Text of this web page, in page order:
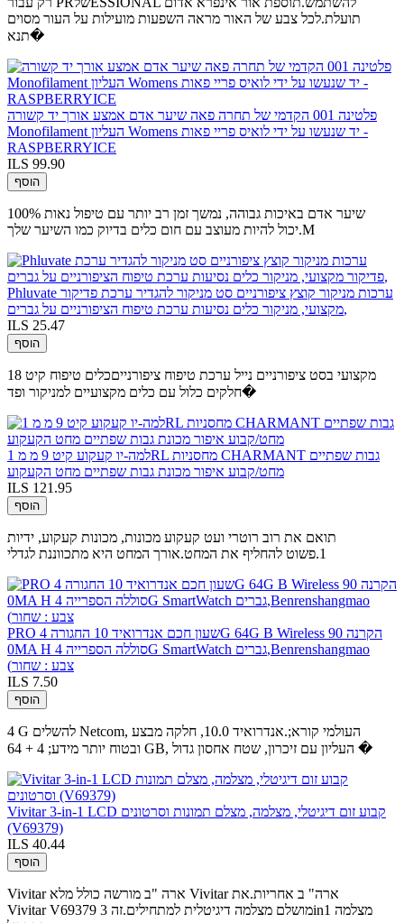
תועלת.לכל צבע של האור מראה השפעות מועילות על העור מסוים
תנא�
פלטינה 001 הקדמי של תחרה פאה שיער אדם אמצע אורך יד קשורה
Monofilament העליון Womens יד שנעשו על ידי לואיס פריי פאות -
RASPBERRYICE
ILS 99.90
הוסף
100% שיער אדם באיכות גבוהה, נמשך זמן רב יותר עם טיפול נאות
יכול להיות מעוצב עם חום כלים בדיוק כמו השיער שלך.M
Phluvate ערכות מניקור קוצץ ציפורניים סט מניקור להגדיר ערכת פדיקור
מקצועי, מניקור כלים נסיעות ערכת טיפוח הציפורניים על גברים,
ILS 25.47
הוסף
מקצועי בסט ציפורניים נייל ערכת טיפוח ציפורנייםכלים טיפוח קיט 18
חלקים כלול עם כלים מקצועיים למניקור ופד�
למה-יו קעקוע קיט 9 מ מ 1RL מחסניות CHARMANT גבות שפתיים
מחט/קבוע איפור מכונת גבות שפתיים מחט הקעקוע
ILS 121.95
הוסף
תואם את רוב רוטרי ועט קעקוע מכונות, מכונות קעקוע, ידיות
1.פשוט להחליף את המחט.אורך המחט היא מתכווננת לגדלי
PRO שעון חכם אנדרואיד 10 החגורה 4G 64G B Wireless הקרנה 90
0MA H סוללה הספרייה 4G SmartWatch גברים,Benrenshangmao
(צבע : שחור
ILS 7.50
הוסף
4 G להשלים Netcom, העולמי קורא;.אנדרואיד 10.0, חלקה מבצע
ובטוח יותר מידע; 4 + 64 GB, העליון עם זיכרון, שטח אחסון גדול �
Vivitar 3-in-1 LCD קבוע זום דיגיטלי, מצלמה, מצלם תמונות וסרטונים
(V69379)
ILS 40.44
הוסף
Vivitar ארה "ב מורשה כולל מלא Vivitar ארה" ב אחריות.את
Vivitar V69379 מושלם מצלמה דיגיטלית למתחילים.זה 3in1 מצלמה